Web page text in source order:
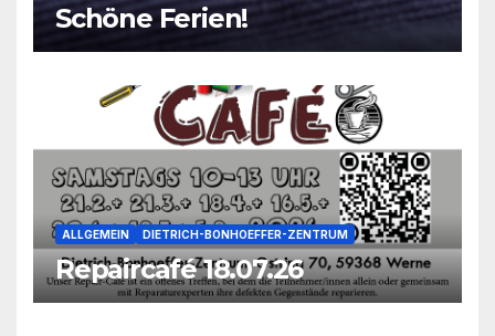
Schöne Ferien!
ALLGEMEIN DIETRICH-BONHOEFFER-ZENTRUM
Repaircafé 18.07.26